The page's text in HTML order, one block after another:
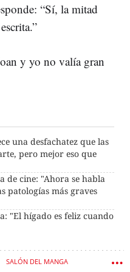
“Sí, la mitad
y yo no valía gran
una desfachatez que las
pero mejor eso que
de cine: "Ahora se habla
patologías más graves
"El hígado es feliz cuando
SALÓN DEL MANGA